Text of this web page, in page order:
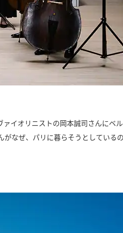
イオリニストの岡本誠司さんにベ
なぜ、パリに暮らそうとしている